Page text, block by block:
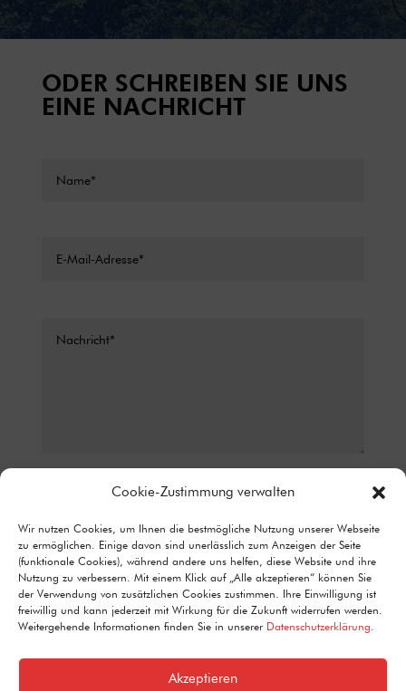
Cookie-Zustimmung verwalten
Wir nutzen Cookies, um Ihnen die bestmögliche Nutzung unserer Webseite
zu ermöglichen. Einige davon sind unerlässlich zum Anzeigen der Seite
(funktionale Cookies), während andere uns helfen, diese Website und ihre
Nutzung zu verbessern. Mit einem Klick auf „Alle akzeptieren“ können Sie
der Verwendung von zusätzlichen Cookies zustimmen. Ihre Einwilligung ist
freiwillig und kann jederzeit mit Wirkung für die Zukunft widerrufen werden.
Weitergehende Informationen finden Sie in unserer Datenschutzerklärung.
Akzeptieren
ODER SCHREIBEN SIE UNS
EINE NACHRICHT
KONTAKTFORMULAR ZUR BEANTWORTUNG MEINER ANFRAGE
ERHOBEN UND VERARBEITET WERDEN. DETAILLIERTE
INFORMATIONEN ZUM UMGANG MIT NUTZERDATEN FINDEN SIE IN
UNSERER DATENSCHUTZERKLÄRUNG.
1 + 10= Senden
Alternative: